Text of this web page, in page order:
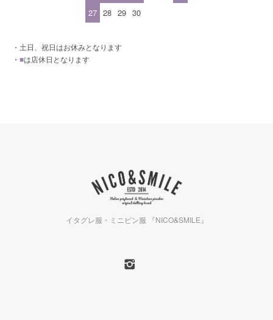
27 28 29 30
・土日、祝日はお休みとなります
・ ■は店休日となります
イタグレ服・ミニピン服 『NICO&SMILE』